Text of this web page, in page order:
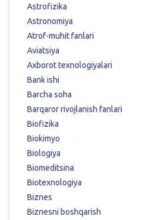
Astrofizika
Astronomiya
Atrof-muhit fanlari
Aviatsiya
Axborot texnologiyalari
Bank ishi
Barcha soha
Barqaror rivojlanish fanlari
Biofizika
Biokimyo
Biologiya
Biomeditsina
Biotexnologiya
Biznes
Biznesni boshqarish